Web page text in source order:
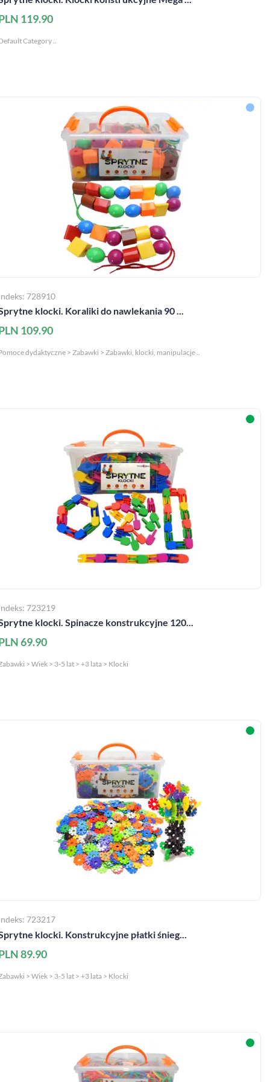
119.90
Category ..
728910
klocki. Koraliki do nawlekania 90 ...
109.90
dydaktyczne > Zabawki > Zabawki, klocki, manipulacje ..
723219
klocki. Spinacze konstrukcyjne 120...
69.90
> Wiek > 3-5 lat > +3 lata > Klocki
723217
klocki. Konstrukcyjne płatki śnieg...
89.90
> Wiek > 3-5 lat > +3 lata > Klocki